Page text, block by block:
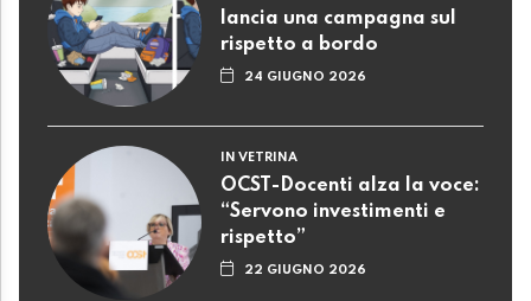
lancia una campagna sul
rispetto a bordo
24 GIUGNO 2026
IN VETRINA
OCST-Docenti alza la voce:
“Servono investimenti e
rispetto”
22 GIUGNO 2026